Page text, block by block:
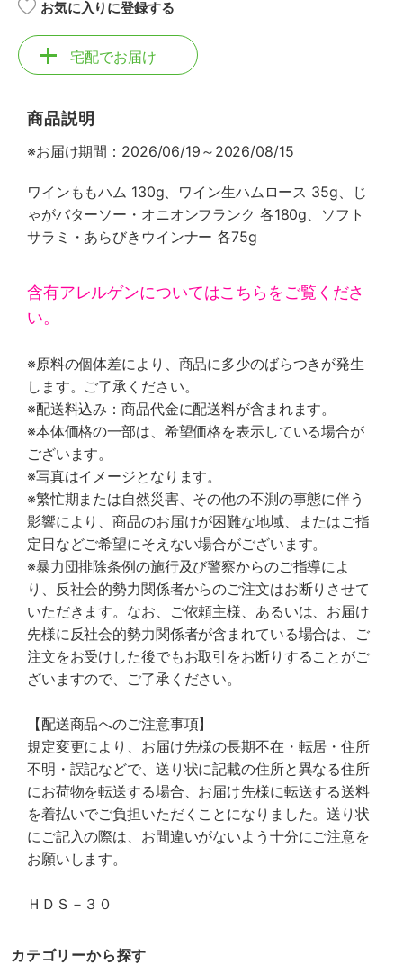
お気に入りに登録する
宅配でお届け
商品説明
※お届け期間：2026/06/19～2026/08/15
ワインももハム 130g、ワイン生ハムロース 35g、じ
ゃがバターソー・オニオンフランク 各180g、ソフト
サラミ・あらびきウインナー 各75g
含有アレルゲンについてはこちらをご覧くださ
い。
※原料の個体差により、商品に多少のばらつきが発生
します。ご了承ください。
※配送料込み：商品代金に配送料が含まれます。
※本体価格の一部は、希望価格を表示している場合が
ございます。
※写真はイメージとなります。
※繁忙期または自然災害、その他の不測の事態に伴う
影響により、商品のお届けが困難な地域、またはご指
定日などご希望にそえない場合がございます。
※暴力団排除条例の施行及び警察からのご指導によ
り、反社会的勢力関係者からのご注文はお断りさせて
いただきます。なお、ご依頼主様、あるいは、お届け
先様に反社会的勢力関係者が含まれている場合は、ご
注文をお受けした後でもお取引をお断りすることがご
ざいますので、ご了承ください。
【配送商品へのご注意事項】
規定変更により、お届け先様の長期不在・転居・住所
不明・誤記などで、送り状に記載の住所と異なる住所
にお荷物を転送する場合、お届け先様に転送する送料
を着払いでご負担いただくことになりました。送り状
にご記入の際は、お間違いがないよう十分にご注意を
お願いします。
ＨＤＳ－３０
カテゴリーから探す